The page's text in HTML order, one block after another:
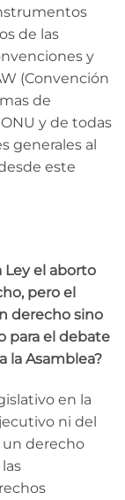
de las
y
(Convención
de
y de todas
generales al
este
Ley el aborto
pero el
derecho sino
para el debate
la Asamblea?
en la
ni del
un derecho